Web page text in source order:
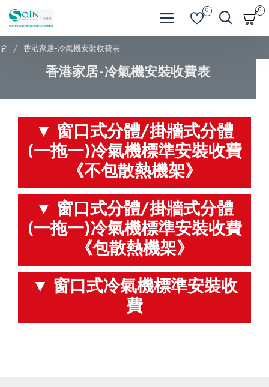
0 0
香港家居-冷氣機安裝收費表
香港家居-冷氣機安裝收費表
▼ 窗口式分體/掛牆式分體
(一拖一)冷氣機標準安裝收費
《不包散熱機架》
▼ 窗口式分體/掛牆式分體
(一拖一)冷氣機標準安裝收費
《包散熱機架》
▼ 窗口式冷氣機標準安裝收
費